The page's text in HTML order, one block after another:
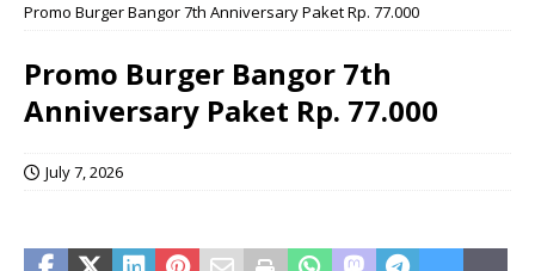
Promo Burger Bangor 7th Anniversary Paket Rp. 77.000
Promo Burger Bangor 7th
Anniversary Paket Rp. 77.000
July 7, 2026